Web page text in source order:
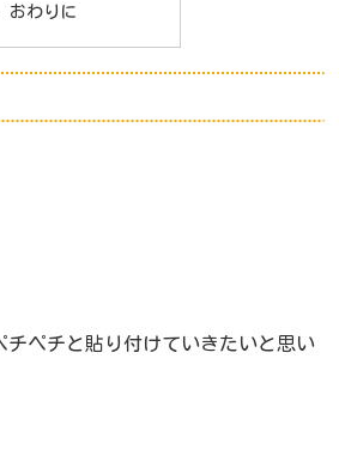
おわりに
チペチと貼り付けていきたいと思い